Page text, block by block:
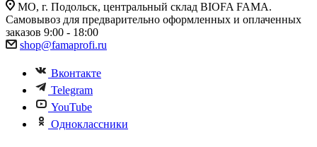
МО, г. Подольск, центральный склад BIOFA FAMA.
Самовывоз для предварительно оформленных и оплаченных
заказов 9:00 - 18:00
shop@famaprofi.ru
Вконтакте
Telegram
YouTube
Одноклассники